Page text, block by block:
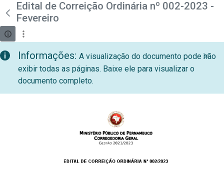
Pular para o Conteúdo principal
teste descricao
Edital de Correição Ordinária nº 002-2023 -
Fevereiro
Informações: A visualização do documento pode não
exibir todas as páginas. Baixe ele para visualizar o
documento completo.